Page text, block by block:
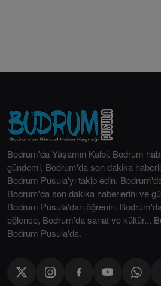
Bodrum'da Yaşamın Kalbi. Bodrum
gündemi, Bodrum'da son dakika
Bodrum Pusula'yı takip edin.
Bodrum'da son dakika haberlerini ve
Bodrum Pusula'dan öğrenin.
eğlence, Bodrum'da sanat ve kültür...
Bodrum Pusula'da.